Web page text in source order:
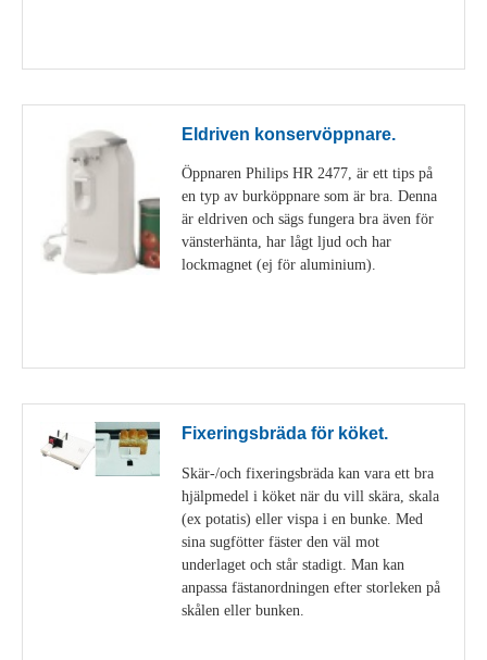
Eldriven konservöppnare.
Öppnaren Philips HR 2477, är ett tips på
en typ av burköppnare som är bra. Denna
är eldriven och sägs fungera bra även för
vänsterhänta, har lågt ljud och har
lockmagnet (ej för aluminium).
Fixeringsbräda för köket.
Skär-/och fixeringsbräda kan vara ett bra
hjälpmedel i köket när du vill skära, skala
(ex potatis) eller vispa i en bunke. Med
sina sugfötter fäster den väl mot
underlaget och står stadigt. Man kan
anpassa fästanordningen efter storleken på
skålen eller bunken.